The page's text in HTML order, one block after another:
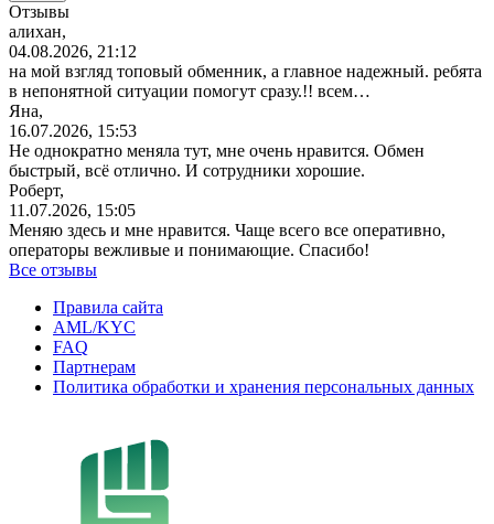
Отзывы
алихан,
04.08.2026, 21:12
на мой взгляд топовый обменник, а главное надежный. ребята
в непонятной ситуации помогут сразу.!! всем…
Яна,
16.07.2026, 15:53
Не однократно меняла тут, мне очень нравится. Обмен
быстрый, всё отлично. И сотрудники хорошие.
Роберт,
11.07.2026, 15:05
Меняю здесь и мне нравится. Чаще всего все оперативно,
операторы вежливые и понимающие. Спасибо!
Все отзывы
Правила сайта
AML/KYC
FAQ
Партнерам
Политика обработки и хранения персональных данных